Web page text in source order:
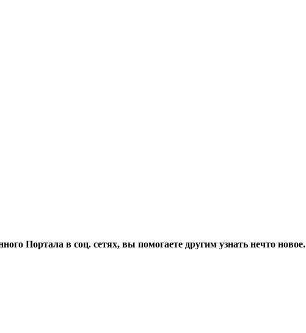
Портала в соц. сетях, вы помогаете другим узнать нечто новое.